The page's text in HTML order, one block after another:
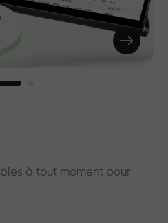
à tout moment pour